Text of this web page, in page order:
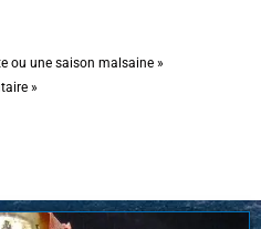
ou une saison malsaine »
»